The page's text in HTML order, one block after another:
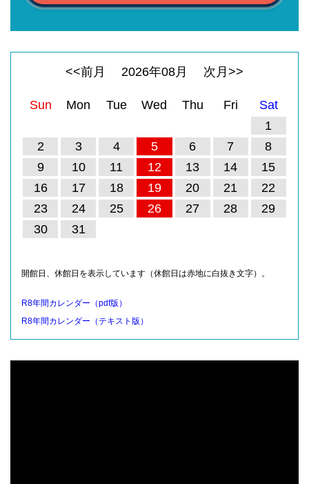
<<前月 2026年08月 次月>>
Sun Mon Tue Wed Thu Fri
Sat
1
2
3 4 5 6 7
8
9
10 11 12 13 14
15
16
17 18 19 20 21
22
23
24 25 26 27 28
29
30
31
開館日、休館日を表示しています（休館日は赤地に白抜き文字）。
R8年間カレンダー（pdf版）
R8年間カレンダー（テキスト版）